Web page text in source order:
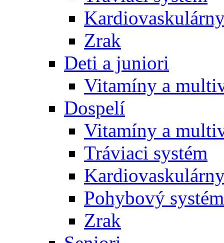
Zrak
Deti a juniori
Vitamíny a
Dospelí
Vitamíny a
Tráviaci systém
Pohybový systém
Zrak